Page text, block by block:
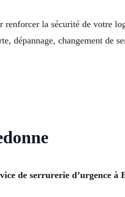
renforcer la sécurité de votre
dépannage, changement de
de serrurerie d’urgence à